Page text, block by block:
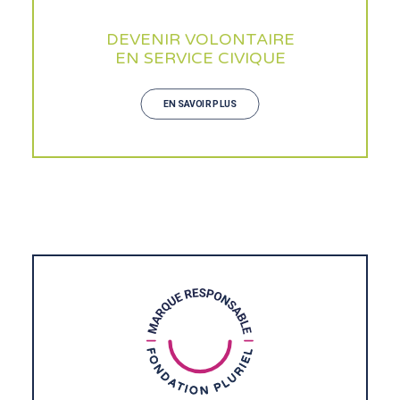
DEVENIR VOLONTAIRE
EN SERVICE CIVIQUE
EN SAVOIR PLUS